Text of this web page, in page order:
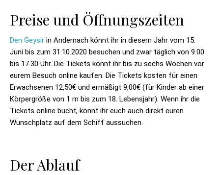
Preise und Öffnungszeiten
Den Geysir in Andernach könnt ihr in diesem Jahr vom 15.
Juni bis zum 31.10.2020 besuchen und zwar täglich von 9.00
bis 17.30 Uhr. Die Tickets könnt ihr bis zu sechs Wochen vor
eurem Besuch online kaufen. Die Tickets kosten für einen
Erwachsenen 12,50€ und ermäßigt 9,00€ (für Kinder ab einer
Körpergröße von 1 m bis zum 18. Lebensjahr). Wenn ihr die
Tickets online bucht, könnt ihr euch auch direkt euren
Wunschplatz auf dem Schiff aussuchen.
Der Ablauf